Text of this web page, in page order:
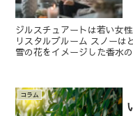
ジルスチュアートは若い女
リスタルブルーム スノーは
雪の花をイメージした香水
コラム